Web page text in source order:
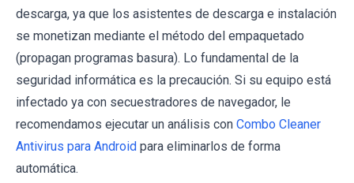
descarga, ya que los asistentes de descarga e instalación
se monetizan mediante el método del empaquetado
(propagan programas basura). Lo fundamental de la
seguridad informática es la precaución. Si su equipo está
infectado ya con secuestradores de navegador, le
recomendamos ejecutar un análisis con Combo Cleaner
Antivirus para Android para eliminarlos de forma
automática.